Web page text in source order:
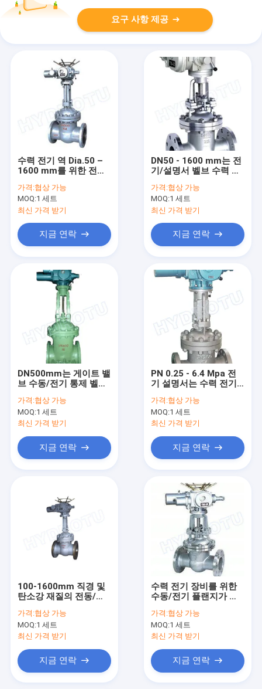
우리에 대하여
공장 여행
뉴스
경우
요구 사항 제공
수력 전기 역 Dia.50 –
1600 mm를 위한 전기
밸브/수문 벨브
가격:협상 가능
MOQ:1 세트
최신 가격 받기
지금 연락
DN50 - 1600 mm는 전
기/설명서 벨브 수력 전
이트 밸브 /Sluice 플랜
지를 붙였습니다
가격:협상 가능
MOQ:1 세트
최신 가격 받기
지금 연락
DN500mm는 게이트 밸
브 수동/전기 통제 벨브
습니다
가격:협상 가능
MOQ:1 세트
최신 가격 받기
지금 연락
PN 0.25 - 6.4 Mpa 전
기 설명서는 수력 전기
밸브/수문 벨브 플랜지
를 붙였습니다
가격:협상 가능
MOQ:1 세트
최신 가격 받기
지금 연락
100-1600mm 직경 및
탄소강 재질의 전동/수
브
가격:협상 가능
MOQ:1 세트
최신 가격 받기
지금 연락
수력 전기 장비를 위한
수동/전기 플랜지가 붙
6.4Mpa
가격:협상 가능
MOQ:1 세트
최신 가격 받기
지금 연락